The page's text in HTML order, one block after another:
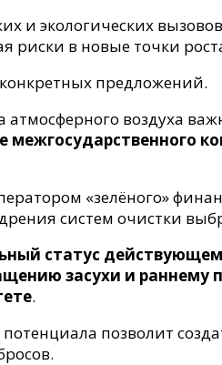
и экологических
риски в новые точки
предложений.
атмосферного воздуха
межгосударственного
«зелёного»
систем очистки
статус
засухи и
.
позволит